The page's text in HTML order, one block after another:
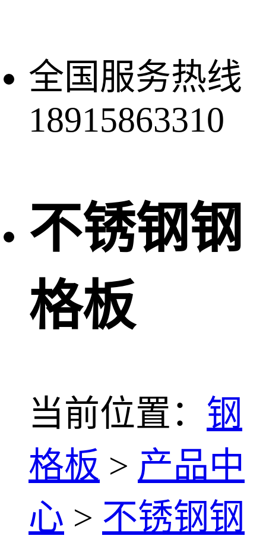
全国服务热线
18915863310
不锈钢钢
格板
当前位置： 钢
格板 > 产品中
心 > 不锈钢钢